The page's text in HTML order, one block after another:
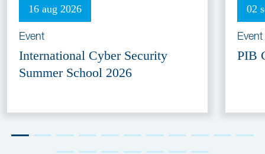
16 aug 2026
Event
International Cyber Security
Summer School 2026
02
Event
PIB